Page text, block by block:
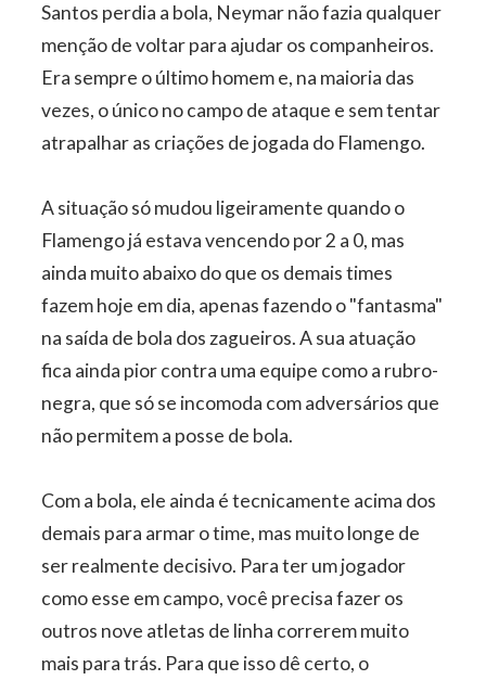
Santos perdia a bola, Neymar não fazia qualquer
menção de voltar para ajudar os companheiros.
Era sempre o último homem e, na maioria das
vezes, o único no campo de ataque e sem tentar
atrapalhar as criações de jogada do Flamengo.
A situação só mudou ligeiramente quando o
Flamengo já estava vencendo por 2 a 0, mas
ainda muito abaixo do que os demais times
fazem hoje em dia, apenas fazendo o "fantasma"
na saída de bola dos zagueiros. A sua atuação
fica ainda pior contra uma equipe como a rubro-
negra, que só se incomoda com adversários que
não permitem a posse de bola.
Com a bola, ele ainda é tecnicamente acima dos
demais para armar o time, mas muito longe de
ser realmente decisivo. Para ter um jogador
como esse em campo, você precisa fazer os
outros nove atletas de linha correrem muito
mais para trás. Para que isso dê certo, o